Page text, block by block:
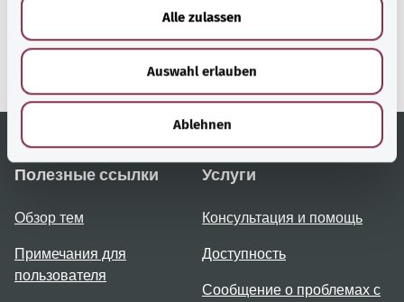
l
Alle zulassen
Auswahl erlauben
Ablehnen
Gesundheit (Федеральное
министерство
здравоохранения).
Полезные ссылки
Обзор тем
Примечания для
пользователя
Услуги
Консультация и помощь
Доступность
Сообщение о проблемах с